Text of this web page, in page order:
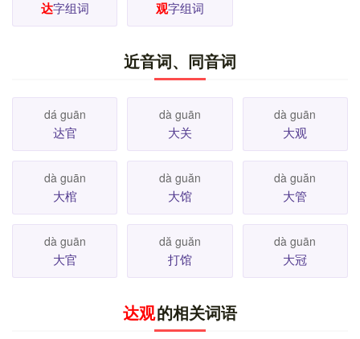
达字组词 观字组词
近音词、同音词
dá guān
达官
dà guān
大关
dà guān
大观
dà guān
大棺
dà guăn
大馆
dà guăn
大管
dà guān
大官
dă guăn
打馆
dà guān
大冠
达观的相关词语